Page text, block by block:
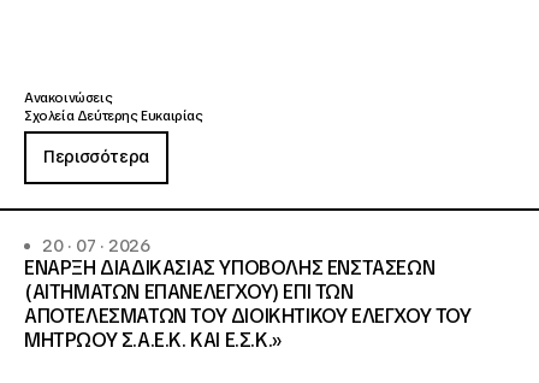
Ανακοινώσεις
Σχολεία Δεύτερης Ευκαιρίας
Περισσότερα
20 · 07 · 2026
ΕΝΑΡΞΗ ΔΙΑΔΙΚΑΣΙΑΣ ΥΠΟΒΟΛΗΣ ΕΝΣΤΑΣΕΩΝ
(ΑΙΤΗΜΑΤΩΝ ΕΠΑΝΕΛΕΓΧΟΥ) ΕΠΙ ΤΩΝ
ΑΠΟΤΕΛΕΣΜΑΤΩΝ ΤΟΥ ΔΙΟΙΚΗΤΙΚΟΥ ΕΛΕΓΧΟΥ ΤΟΥ
ΜΗΤΡΩΟΥ Σ.Α.Ε.Κ. ΚΑΙ Ε.Σ.Κ.»